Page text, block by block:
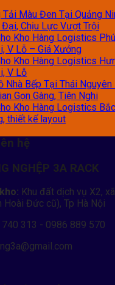
Tải Màu Đen Tại Quảng
Đại, Chịu Lực Vượt Trội
Kho Hàng Logistics
V Lỗ – Giá Xưởng
Kho Hàng Logistics
V Lỗ
Nhà Bếp Tại Thái
Gọn Gàng, Tiện Nghi
Kho Hàng Logistics
thiết kế layout
hệ
NGHỆP 3A RACK
Khu đất dịch vụ X2,
Hoài Đức cũ), Tp Hà Nội
313 - 0986 889 570